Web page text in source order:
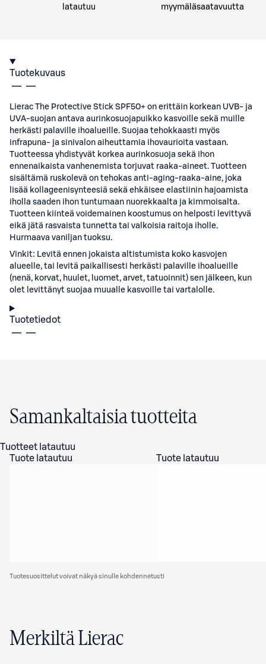
latautuu
myymäläsaatavuutta
Tuotekuvaus
Lierac The Protective Stick SPF50+ on erittäin korkean UVB- ja
UVA-suojan antava aurinkosuojapuikko kasvoille sekä muille
herkästi palaville ihoalueille. Suojaa tehokkaasti myös
infrapuna- ja sinivalon aiheuttamia ihovaurioita vastaan.
Tuotteessa yhdistyvät korkea aurinkosuoja sekä ihon
ennenaikaista vanhenemista torjuvat raaka-aineet. Tuotteen
sisältämä ruskolevä on tehokas anti-aging-raaka-aine, joka
lisää kollageenisynteesiä sekä ehkäisee elastiinin hajoamista
iholla saaden ihon tuntumaan nuorekkaalta ja kimmoisalta.
Tuotteen kiinteä voidemainen koostumus on helposti levittyvä
eikä jätä rasvaista tunnetta tai valkoisia raitoja iholle.
Hurmaava vaniljan tuoksu.
Vinkit: Levitä ennen jokaista altistumista koko kasvojen
alueelle, tai levitä paikallisesti herkästi palaville ihoalueille
(nenä, korvat, huulet, luomet, arvet, tatuoinnit) sen jälkeen, kun
olet levittänyt suojaa muualle kasvoille tai vartalolle.
Tuotetiedot
Samankaltaisia tuotteita
Tuotteet latautuu
Tuote latautuu
Tuote latautuu
Tuotesuosittelut voivat näkyä sinulle kohdennetusti
Merkiltä Lierac